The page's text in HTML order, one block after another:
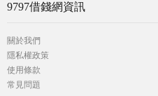
9797借錢網資訊
關於我們
隱私權政策
使用條款
常見問題